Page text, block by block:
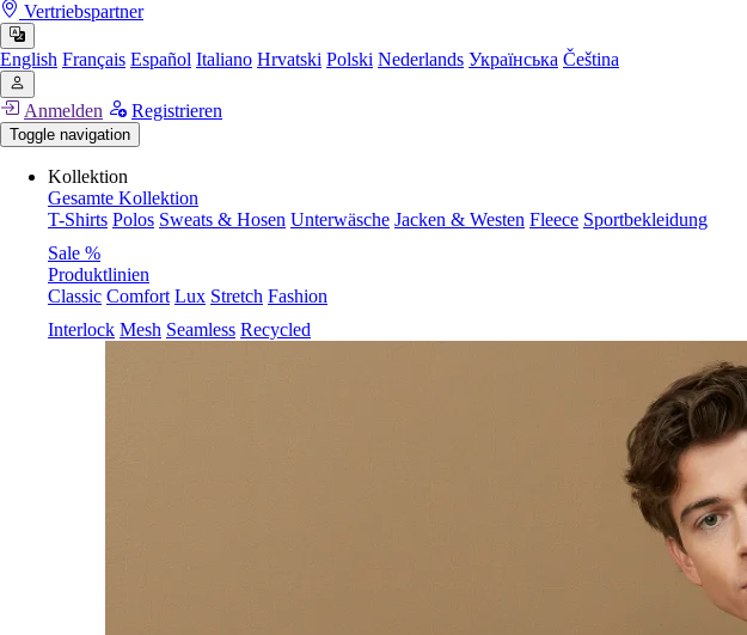
Vertriebspartner
English Français Español Italiano Hrvatski Polski Nederlands Українська Čeština
Anmelden Registrieren
Toggle navigation
Kollektion
Gesamte Kollektion
T-Shirts Polos Sweats & Hosen Unterwäsche Jacken & Westen Fleece Sportbekleidung
Sale %
Produktlinien
Classic Comfort Lux Stretch Fashion
Interlock Mesh Seamless Recycled